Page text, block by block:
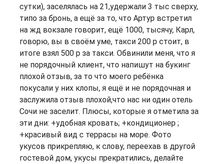
сутки), заселялась на 21,удержали 3 тыс сверху,
типо за бронь, а ещё за то, что Артур встретил
на жд вокзале говорит, ещё 1000, тысячу, Карл,
говорю, вы в своём уме, такси 200 р стоит, в
итоге взял 500 р за такси. Обвинили меня, что я
не порядочный клиент, что напишут на букинг
плохой отзыв, за то что моего ребёнка
покусали у них клопы, я ещё и не порядочная и
заслужила отзыв плохой,что нас ни один отель
Сочи не заселит. Плюсы, которые я отметила за
эти дни: +удобная кровать; +кондиционер ;
+красивый вид с террасы на море. Фото
укусов прикрепляю, к слову, переехав в другой
гостевой дом, укусы прекратились, делайте